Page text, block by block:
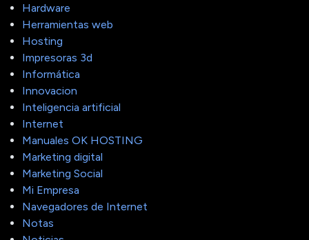
Hardware
Herramientas web
Hosting
Impresoras 3d
Informática
Innovacion
Inteligencia artificial
Internet
Manuales OK HOSTING
Marketing digital
Marketing Social
Mi Empresa
Navegadores de Internet
Notas